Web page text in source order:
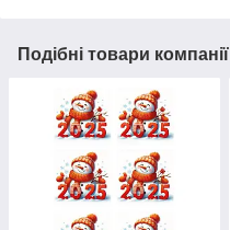
Подібні товари компанії